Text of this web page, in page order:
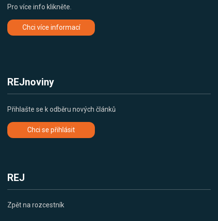
Pro více info klikněte.
Chci více informací
REJnoviny
Přihlašte se k odběru nových článků
Chci se přihlásit
REJ
Zpět na rozcestník